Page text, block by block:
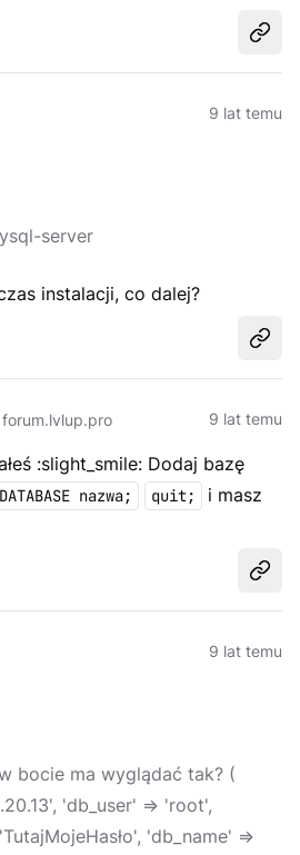
9 lat temu
server
instalacji, co dalej?
9 lat temu
:slight_smile: Dodaj bazę
nazwa; quit;
i masz
9 lat temu
bocie ma wyglądać tak? (
'db_user' => 'root',
'db_name' =>